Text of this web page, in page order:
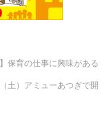
保育の仕事に興味がある
土）アミューあつぎで開